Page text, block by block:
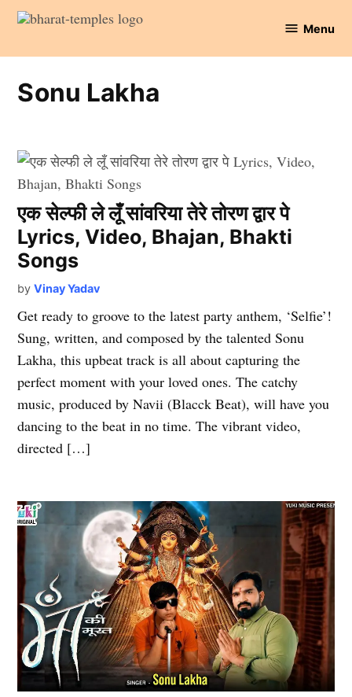
Skip
content
Temples
Menu
Sonu Lakha
एक सेल्फी ले लूँ सांवरिया तेरे तोरण द्वार पे
Lyrics, Video, Bhajan, Bhakti
Songs
by Vinay Yadav
Get ready to groove to the latest party anthem, ‘Selfie’!
Sung, written, and composed by the talented Sonu
Lakha, this upbeat track is all about capturing the
perfect moment with your loved ones. The catchy
music, produced by Navii (Blacck Beat), will have you
dancing to the beat in no time. The vibrant video,
directed […]